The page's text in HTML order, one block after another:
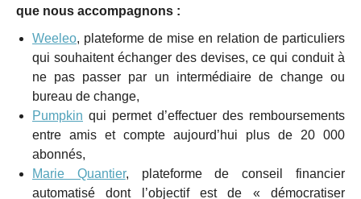
que nous accompagnons :
Weeleo, plateforme de mise en relation de particuliers
qui souhaitent échanger des devises, ce qui conduit à
ne pas passer par un intermédiaire de change ou
bureau de change,
Pumpkin qui permet d’effectuer des remboursements
entre amis et compte aujourd’hui plus de 20 000
abonnés,
Marie Quantier, plateforme de conseil financier
automatisé dont l’objectif est de « démocratiser